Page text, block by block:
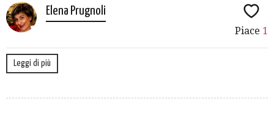
Elena Prugnoli
Piace 1
Leggi di più